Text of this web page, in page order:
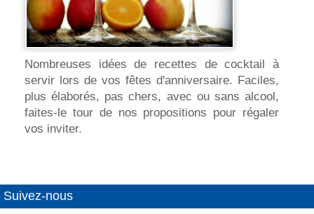
Nombreuses idées de recettes de cocktail à
servir lors de vos fêtes d'anniversaire. Faciles,
plus élaborés, pas chers, avec ou sans alcool,
faites-le tour de nos propositions pour régaler
vos inviter.
Suivez-nous